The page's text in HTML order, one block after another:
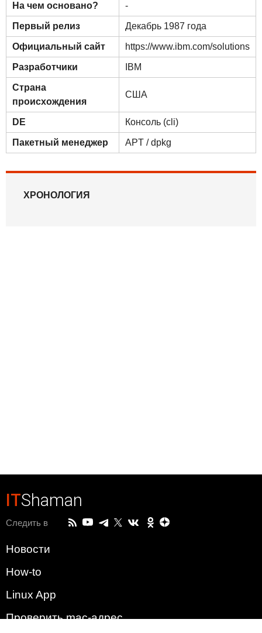
На чем основано? -
Первый релиз Декабрь 1987 года
Официальный сайт https://www.ibm.com/solutions
Разработчики IBM
Страна
происхождения
США
DE Консоль (cli)
Пакетный менеджер APT / dpkg
ХРОНОЛОГИЯ
ITShaman
Следить в
Новости
How-to
Linux App
Проверить mac-адрес